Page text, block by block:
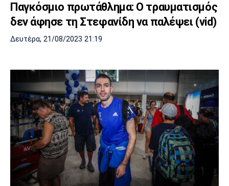
Ίντερ Μίλαν Μπάγερν
Μπορούσια
Ντόρτμουντ
Παρί Σεν
Ζερμέν
Μονακό
Ερυθρός
Αστέρας
Τότεναμ
Παγκόσμιο πρωτάθλημα: Ο τραυματισμός
δεν άφησε τη Στεφανίδη να παλέψει (vid)
Δευτέρα, 21/08/2023 21:19